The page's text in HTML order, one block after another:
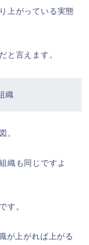
上がっている実態
と言えます。
織
。
織も同じですよ
す。
が上がれば上がる